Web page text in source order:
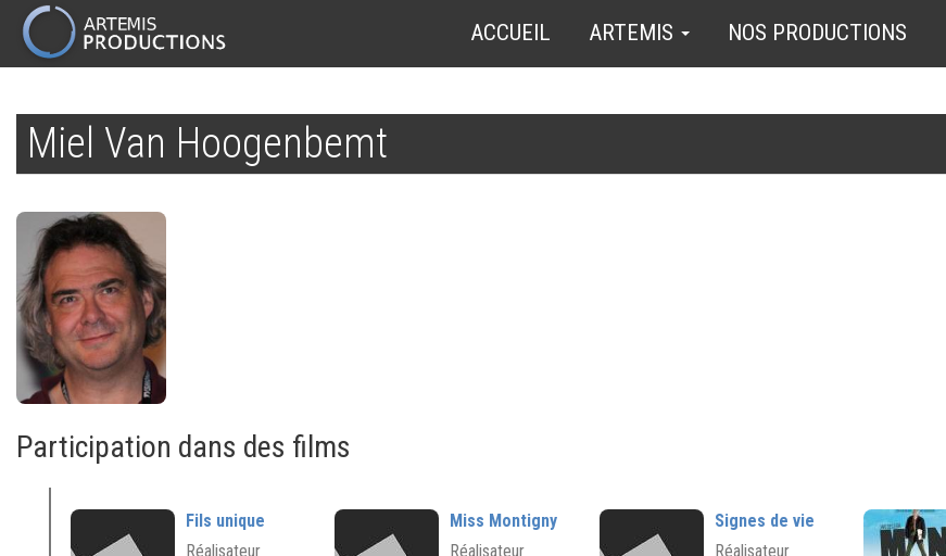
contenu
principal
MAIN
NAVIGATION
ACCUEIL ARTEMIS NOS PRODUCTIONS
Miel Van Hoogenbemt
Participation dans des films
Fils unique
Réalisateur
Miss Montigny
Réalisateur
Signes de vie
Réalisateur